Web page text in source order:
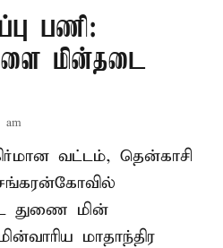
பணி:
மின்தடை
am
வட்டம், தென்காசி
துணை மின்
மாதாந்திர